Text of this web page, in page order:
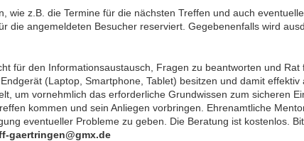
wie z.B. die Termine für die nächsten Treffen und auch
die angemeldeten Besucher reserviert. Gegebenenfalls wird
für den Informationsaustausch, Fragen zu beantworten und
(Laptop, Smartphone, Tablet) besitzen und damit
um vornehmlich das erforderliche Grundwissen zum sicheren
kommen und sein Anliegen vorbringen. Ehrenamtliche
eventueller Probleme zu geben. Die Beratung ist kostenlos.
gaertringen@gmx.de